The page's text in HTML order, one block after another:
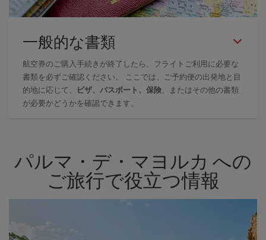
一般的な書類
航空券のご購入手続きが終了したら、フライトご利用に必要な
書類を必ずご確認ください。 ここでは、ご予約便の出発地と目
的地に応じて、
ビザ、パスポート、保険、またはその他の書類
が必要かどうかを確認できます。
パルマ・デ・マヨルカ への
ご旅行で役立つ情報